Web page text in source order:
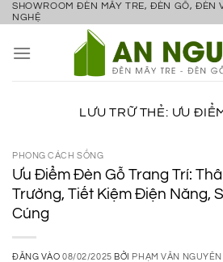
Bỏ
nội
SHOWROOM ĐÈN MÂY TRE, ĐÈN GỖ, ĐÈN
NGHỆ
LƯU TRỮ THẺ: ƯU
PHONG CÁCH SỐNG
Ưu Điểm Đèn Gỗ Trang Trí:
Trường, Tiết Kiệm Điện Năng,
Cúng
ĐĂNG VÀO08/02/2025 BỞI PHẠM VĂN NGUYÊN